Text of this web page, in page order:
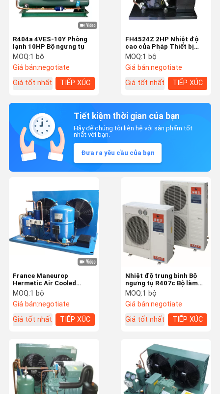
R404a 4VES-10Y Phòng
lạnh 10HP Bộ ngưng tụ
MOQ:1 bộ
Giá bán:negotiate
Giá tốt nhất
TIẾP XÚC
FH4524Z 2HP Nhiệt độ
cao của Pháp Thiết bị
làm lạnh bằng không
khíecumseh 220V 50Hz
MOQ:1 bộ
Giá bán:negotiate
Giá tốt nhất
TIẾP XÚC
Tiết kiệm thời gian của bạn
Hãy để chúng tôi liên hệ với sản phẩm tốt
nhất với bạn.
Đưa ra yêu cầu của bạn
Nhiệt độ trung bình Bộ
ngưng tụ R407c Bộ làm
lạnh làm mát bằng không
khí Boxing 15HP
MOQ:1 bộ
Giá bán:negotiate
Giá tốt nhất
TIẾP XÚC
France Maneurop
Hermetic Air Cooled
Rerigertion Unit, Thiết bị
ngưng tụ làm mát bằng
không khí tùy chỉnh được
sử dụng cho kho lạnh
MOQ:1 bộ
Giá bán:negotiate
Giá tốt nhất
TIẾP XÚC